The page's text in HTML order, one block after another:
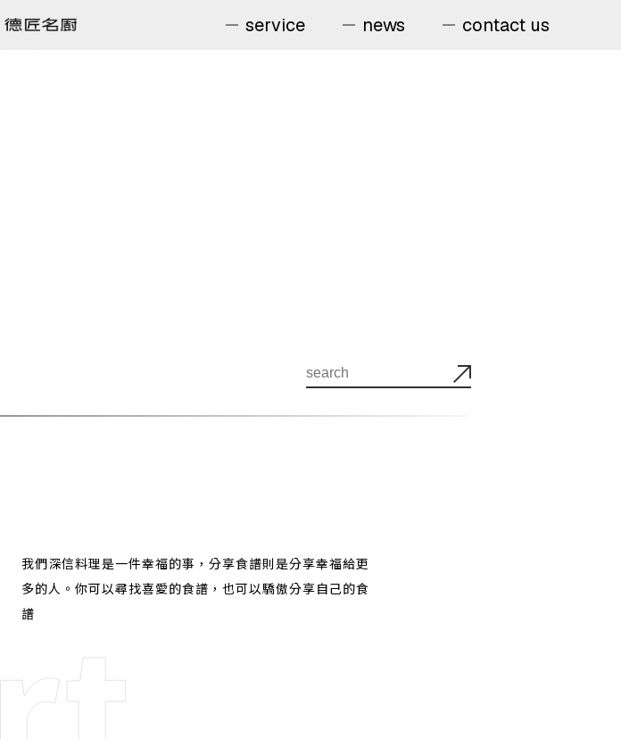
service news contact us
我們深信料理是一件幸福的事，分享食譜則是分享幸福給更
多的人。你可以尋找喜愛的食譜，也可以驕傲分享自己的食
譜